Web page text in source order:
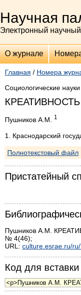
Научная
Электронный
О журнале
Главная / Номера
Социологические науки
Пушников А.М. 1
1. Краснодарский
Полнотекстовый файл
Пристатейный
Пушников А.М.
№ 4(46);
URL: culture.esrae.ru/
Код для